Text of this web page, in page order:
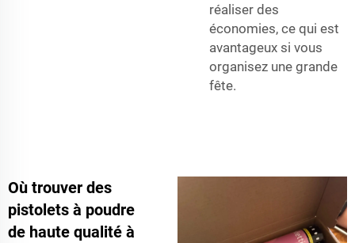
réaliser des
économies, ce qui est
avantageux si vous
organisez une grande
fête.
Où trouver des
pistolets à poudre
de haute qualité à